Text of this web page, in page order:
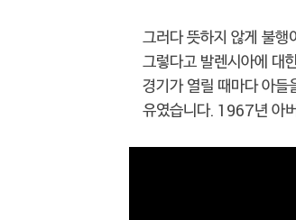
그러다 뜻하지 않게 불
그렇다고 발렌시아에 대
경기가 열릴 때마다 아들
유였습니다. 1967년 아